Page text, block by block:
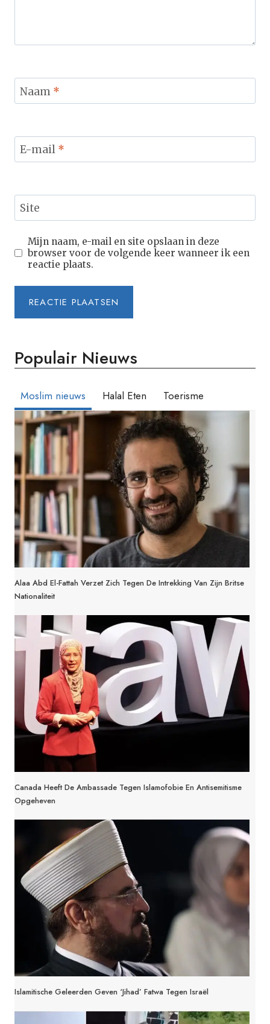
Naam *
E-mail *
Site
Mijn naam, e-mail en site opslaan in deze
browser voor de volgende keer wanneer ik een
reactie plaats.
Populair Nieuws
Moslim nieuws Halal Eten Toerisme
Alaa Abd El-Fattah Verzet Zich Tegen De Intrekking Van Zijn Britse
Nationaliteit
Canada Heeft De Ambassade Tegen Islamofobie En Antisemitisme
Opgeheven
Islamitische Geleerden Geven ‘jihad’ Fatwa Tegen Israël